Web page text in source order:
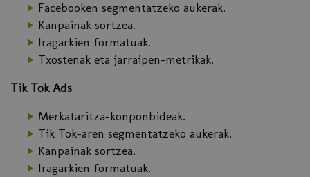
Facebooken segmentatzeko aukerak.
Kanpainak sortzea.
Iragarkien formatuak.
Txostenak eta jarraipen-metrikak.
Tik Tok Ads
Merkataritza-konponbideak.
Tik Tok-aren segmentatzeko aukerak.
Kanpainak sortzea.
Iragarkien formatuak.